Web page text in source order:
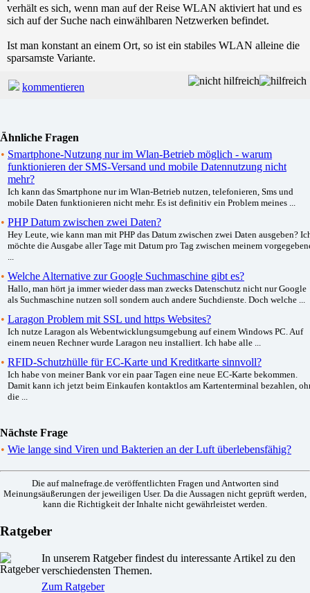
verhält es sich, wenn man auf der Reise WLAN aktiviert hat und es
sich auf der Suche nach einwählbaren Netzwerken befindet.
Ist man konstant an einem Ort, so ist ein stabiles WLAN alleine die
sparsamste Variante.
kommentieren
Ähnliche Fragen
• Smartphone-Nutzung nur im Wlan-Betrieb möglich - warum
funktionieren der SMS-Versand und mobile Datennutzung nicht
mehr?
Ich kann das Smartphone nur im Wlan-Betrieb nutzen, telefonieren, Sms und
mobile Daten funktionieren nicht mehr. Es ist definitiv ein Problem meines ...
• PHP Datum zwischen zwei Daten?
Hey Leute, wie kann man mit PHP das Datum zwischen zwei Daten ausgeben?
möchte die Ausgabe aller Tage mit Datum pro Tag zwischen meinem
• Welche Alternative zur Google Suchmaschine gibt es?
Hallo, man hört ja immer wieder dass man zwecks Datenschutz nicht nur Google
als Suchmaschine nutzen soll sondern auch andere Suchdienste. Doch welche ...
• Laragon Problem mit SSL und https Websites?
Ich nutze Laragon als Webentwicklungsumgebung auf einem Windows PC. Auf
einem neuen Rechner wurde Laragon neu installiert. Ich habe alle ...
• RFID-Schutzhülle für EC-Karte und Kreditkarte sinnvoll?
Ich habe von meiner Bank vor ein paar Tagen eine neue EC-Karte bekommen.
Damit kann ich jetzt beim Einkaufen kontaktlos am Kartenterminal bezahlen,
die ...
Nächste Frage
• Wie lange sind Viren und Bakterien an der Luft überlebensfähig?
Die auf malnefrage.de veröffentlichten Fragen und Antworten sind
Meinungsäußerungen der jeweiligen User. Da die Aussagen nicht geprüft werden,
kann die Richtigkeit der Inhalte nicht gewährleistet werden.
Ratgeber
In unserem Ratgeber findest du interessante Artikel zu den
verschiedensten Themen.
Zum Ratgeber